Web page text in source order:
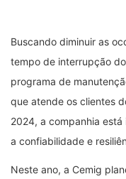
Buscando diminuir as
tempo de interrupção
programa de
que atende os clientes
2024, a companhia
a confiabilidade e
Neste ano, a Cemig